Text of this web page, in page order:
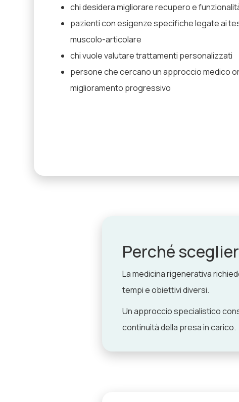
chi desidera migliorare recupero e
pazienti con esigenze specifiche legate ai
muscolo-articolare
chi vuole valutare trattamenti personalizzati
persone che cercano un approccio medico
miglioramento progressivo
Perché
La medicina rigenerativa
tempi e obiettivi diversi.
Un approccio specialistico
continuità della presa in carico.